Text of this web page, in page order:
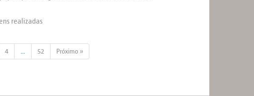
realizadas
4 52 Próximo »